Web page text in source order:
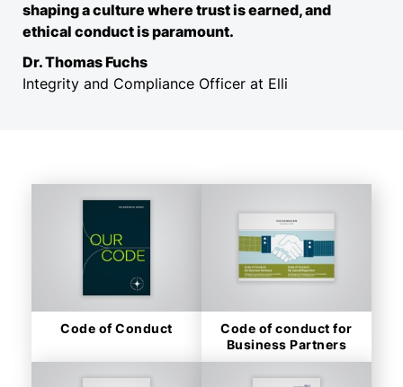
shaping a culture where trust is earned, and
ethical conduct is paramount.
Dr. Thomas Fuchs
Integrity and Compliance Officer at Elli
Code of Conduct
Code of conduct for
Business Partners